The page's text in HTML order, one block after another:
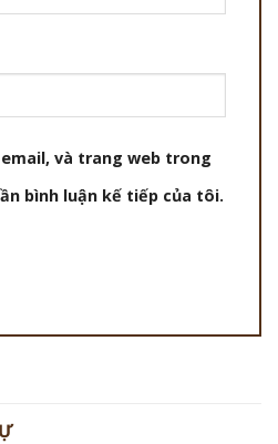
và trang web trong
bình luận kế tiếp của tôi.